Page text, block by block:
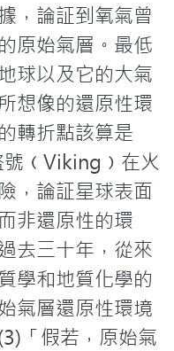
，論証到氧氣曾
原始氣層。最低
球以及它的大氣
想像的還原性環
轉折點該算是
﹙Viking﹚在火
，論証星球表面
非還原性的環
去三十年，從來
學和地質化學的
氣層還原性環境
「假若，原始氣